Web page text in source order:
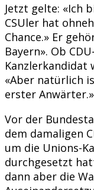
Jetzt gelte: «Ich
CSUler hat
Chance.» Er
Bayern». Ob
Kanzlerkandidat
«Aber natürlich
erster Anwärter.»
Vor der
dem damaligen
um die Unions-
durchgesetzt
dann aber die